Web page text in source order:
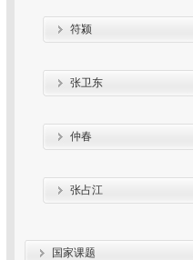
符颍
张卫东
仲春
张占江
国家课题